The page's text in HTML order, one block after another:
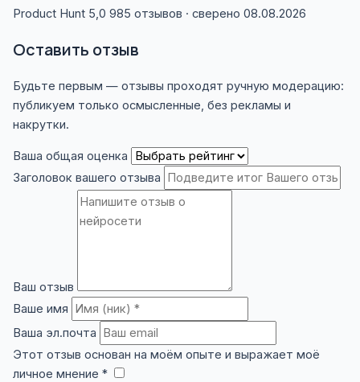
Product Hunt 5,0 985 отзывов · сверено 08.08.2026
Оставить отзыв
Будьте первым — отзывы проходят ручную модерацию:
публикуем только осмысленные, без рекламы и
накрутки.
Ваша общая оценка
Заголовок вашего отзыва
Ваш отзыв
Ваше имя
Ваша эл.почта
Этот отзыв основан на моём опыте и выражает моё
личное мнение *